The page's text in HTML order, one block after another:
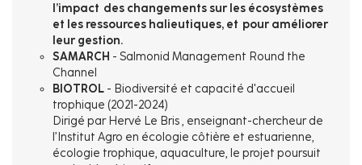
l’impact des changements sur les écosystèmes
et les ressources halieutiques, et pour améliorer
leur gestion.
SAMARCH - Salmonid Management Round the
Channel
BIOTROL - Biodiversité et capacité d'accueil
trophique (2021-2024)
Dirigé par Hervé Le Bris , enseignant-chercheur de
l’Institut Agro en écologie côtière et estuarienne,
écologie trophique, aquaculture, le projet poursuit